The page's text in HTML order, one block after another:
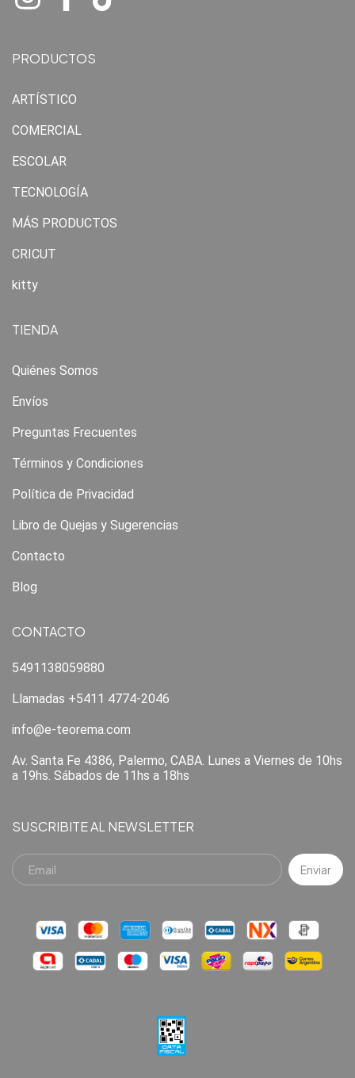
PRODUCTOS
ARTÍSTICO
COMERCIAL
ESCOLAR
TECNOLOGÍA
MÁS PRODUCTOS
CRICUT
kitty
TIENDA
Quiénes Somos
Envíos
Preguntas Frecuentes
Términos y Condiciones
Política de Privacidad
Libro de Quejas y Sugerencias
Contacto
Blog
CONTACTO
5491138059880
Llamadas +5411 4774-2046
info@e-teorema.com
Av. Santa Fe 4386, Palermo, CABA. Lunes a Viernes de 10hs
a 19hs. Sábados de 11hs a 18hs
SUSCRIBITE AL NEWSLETTER